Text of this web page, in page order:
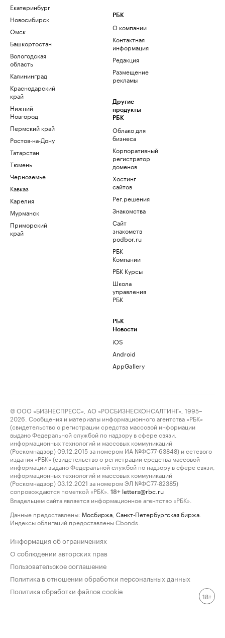
Екатеринбург
Новосибирск
Омск
Башкортостан
Вологодская
область
Калининград
Краснодарский
край
Нижний
Новгород
Пермский край
Ростов-на-Дону
Татарстан
Тюмень
Черноземье
Кавказ
Карелия
Мурманск
Приморский
край
РБК
О компании
Контактная
информация
Редакция
Размещение
рекламы
Другие
продукты
РБК
Облако для
бизнеса
Корпоративный
регистратор
доменов
Хостинг
сайтов
Рег.решения
Знакомства
Сайт
знакомств
podbor.ru
РБК
Компании
РБК Курсы
Школа
управления
РБК
РБК
Новости
iOS
Android
AppGallery
© ООО «БИЗНЕСПРЕСС», АО «РОСБИЗНЕСКОНСАЛТИНГ», 1995–
2026. Сообщения и материалы информационного агентства «РБК»
(свидетельство о регистрации средства массовой информации
выдано Федеральной службой по надзору в сфере связи,
информационных технологий и массовых коммуникаций
(Роскомнадзор) 09.12.2015 за номером ИА №ФС77-63848) и сетевого
издания «РБК» (свидетельство о регистрации средства массовой
информации выдано Федеральной службой по надзору в сфере связи,
информационных технологий и массовых коммуникаций
(Роскомнадзор) 03.12.2021 за номером ЭЛ №ФС77-82385)
сопровождаются пометкой «РБК».
18+ letters@rbc.ru
Владельцем сайта является информационное агентство «РБК».
Данные предоставлены: Мосбиржа Санкт-Петербургская биржа
Индексы облигаций предоставлены Cbonds.
Информация об ограничениях
О соблюдении авторских прав
Пользовательское соглашение
Политика в отношении обработки персональных данных
Политика обработки файлов cookie
18+